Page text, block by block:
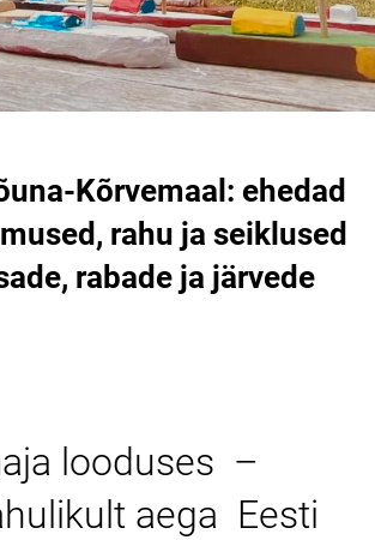
Kõrvemaal: ehedad
rahu ja seiklused
rabade ja järvede
looduses –
aega Eesti